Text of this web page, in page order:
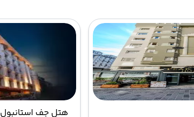
هتل جف استانبول